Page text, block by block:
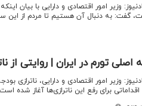
وزیر امور اقتصادی و دارایی با بیان
گفت: به دنبال آن هستیم تا مردم از این
اصلی تورم در ایران | روایتی از
وزیر امور اقتصادی و دارایی، ناترازی
برای رفع این ناترازی‌ها آغاز شده